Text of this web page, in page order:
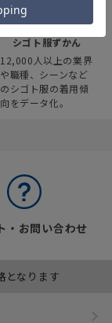
みんなの
シゴト服ずかん
12,000人以上の業界
や職種、シーンなど
のシゴト服の着用傾
向をデータ化。
・お問い合わせ
となります